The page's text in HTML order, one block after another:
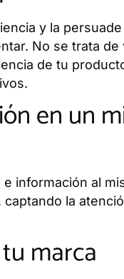
y la
No se trata de
de tu
en un
información al
la
marca